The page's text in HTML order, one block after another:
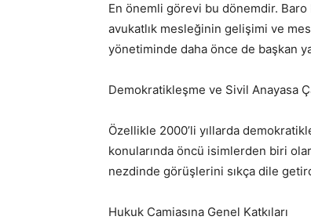
En önemli görevi bu dönemdir. Baro
avukatlık mesleğinin gelişimi ve
yönetiminde daha önce de başkan
Demokratikleşme ve Sivil Anayasa
Özellikle 2000’li yıllarda
konularında öncü isimlerden biri
nezdinde görüşlerini sıkça dile
Hukuk Camiasına Genel Katkıları